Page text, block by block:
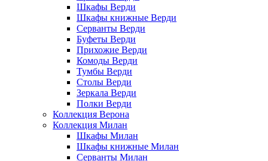
Шкафы Верди
Шкафы книжные Верди
Серванты Верди
Буфеты Верди
Прихожие Верди
Комоды Верди
Тумбы Верди
Столы Верди
Зеркала Верди
Полки Верди
Коллекция Верона
Коллекция Милан
Шкафы Милан
Шкафы книжные Милан
Серванты Милан